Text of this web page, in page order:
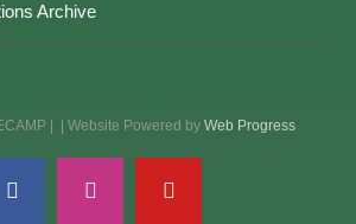
Archive
| | Website Powered by Web Progress
FacebookInstagramYouTube